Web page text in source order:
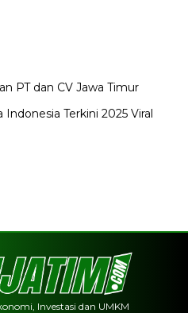
PT dan CV Jawa Timur
Indonesia Terkini 2025 Viral
Investasi dan UMKM